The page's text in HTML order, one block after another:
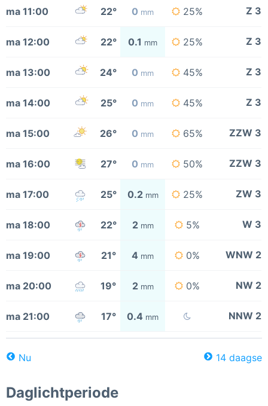
ma 11:00 22° 0 mm 25% Z 3
ma 12:00 22° 0.1 mm 25% Z 3
ma 13:00 24° 0 mm 45% Z 3
ma 14:00 25° 0 mm 45% Z 3
ma 15:00 26° 0 mm 65% ZZW 3
ma 16:00 27° 0 mm 50% ZZW 3
ma 17:00 25° 0.2 mm 25% ZW 3
ma 18:00 22° 2 mm 5% W 3
ma 19:00 21° 4 mm 0% WNW 2
ma 20:00 19° 2 mm 0% NW 2
ma 21:00 17° 0.4 mm NNW 2
Nu 14 daagse
Daglichtperiode